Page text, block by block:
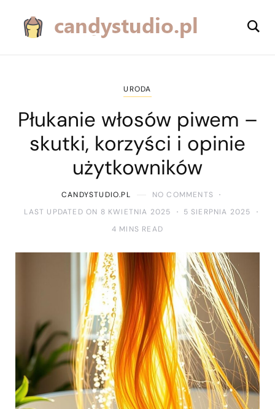
URODA
Płukanie włosów piwem –
skutki, korzyści i opinie
użytkowników
CANDYSTUDIO.PL
NO COMMENTS
LAST UPDATED ON 8 KWIETNIA 2025
5 SIERPNIA 2025
4 MINS READ